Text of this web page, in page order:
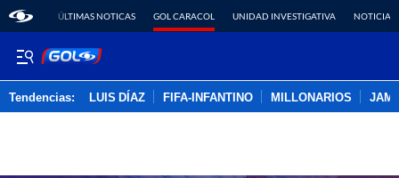
ÚLTIMAS NOTICAS GOL CARACOL UNIDAD INVESTIGATIVA NOTICIAS
Tendencias: LUIS DÍAZ FIFA-INFANTINO MILLONARIOS